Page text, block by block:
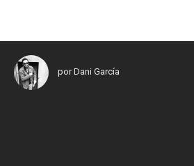
porDani García